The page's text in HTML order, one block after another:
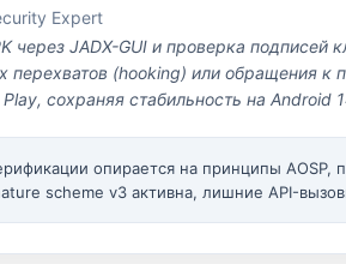
Expert
через JADX-GUI и проверка
перехватов (hooking) или обращения
сохраняя стабильность на Android
опирается на принципы AOSP,
scheme v3 активна, лишние API-